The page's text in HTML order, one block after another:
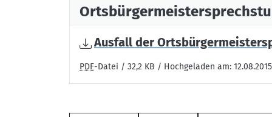
Ausfall der
PDF-Datei / 32,2 KB / Hochgeladen am: 12.08.2015